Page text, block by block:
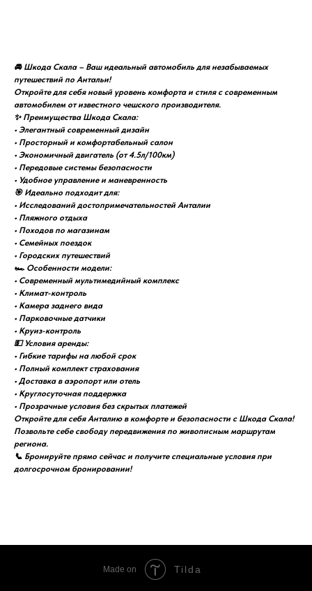
🚘 Шкода Скала – Ваш идеальный автомобиль для незабываемых
путешествий по Антальи!
Откройте для себя новый уровень комфорта и стиля с современным
автомобилем от известного чешского производителя.
✨ Преимущества Шкода Скала:
• Элегантный современный дизайн
• Просторный и комфортабельный салон
• Экономичный двигатель (от 4.5л/100км)
• Передовые системы безопасности
• Удобное управление и маневренность
🎯 Идеально подходит для:
• Исследований достопримечательностей Анталии
• Пляжного отдыха
• Походов по магазинам
• Семейных поездок
• Городских путешествий
🏎️ Особенности модели:
• Современный мультимедийный комплекс
• Климат-контроль
• Камера заднего вида
• Парковочные датчики
• Круиз-контроль
💵 Условия аренды:
• Гибкие тарифы на любой срок
• Полный комплект страхования
• Доставка в аэропорт или отель
• Круглосуточная поддержка
• Прозрачные условия без скрытых платежей
Откройте для себя Анталию в комфорте и безопасности с Шкода Скала!
Позвольте себе свободу передвижения по живописным маршрутам
региона.
📞 Бронируйте прямо сейчас и получите специальные условия при
долгосрочном бронировании!
Made on Tilda